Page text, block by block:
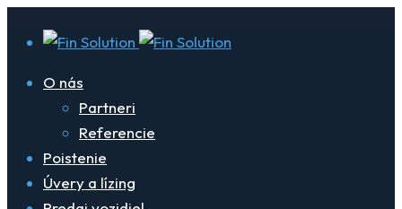
O nás
Partneri
Referencie
Poistenie
Úvery a lízing